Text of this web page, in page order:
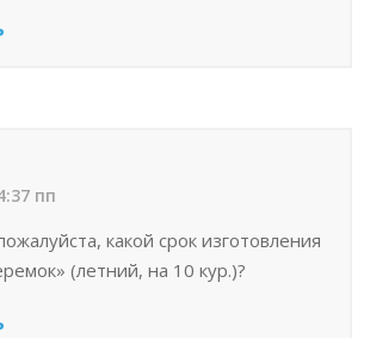
пп
какой срок изготовления
(летний, на 10 кур.)?